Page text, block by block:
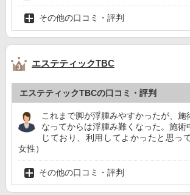
その他の口コミ・評判
エステティックTBC
エステティックTBCの口コミ・評判
これまで脚が浮腫みやすかったが、施
なってからは浮腫み難くなった。施術
じており、利用してよかったと思っ
女性）
その他の口コミ・評判